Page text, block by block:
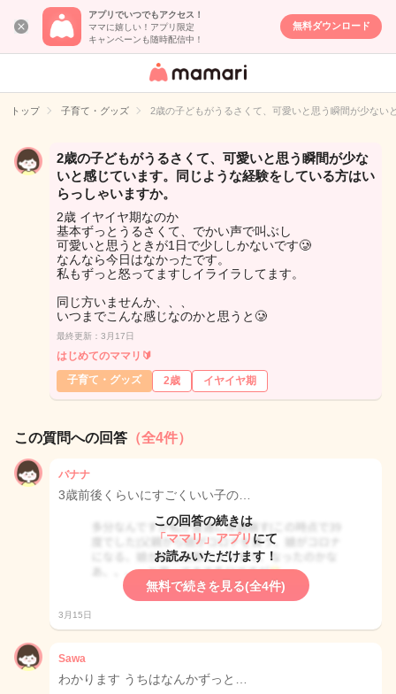
アプリでいつでもアクセス！
ママに嬉しい！アプリ限定
キャンペーンも随時配信中！
無料ダウンロード
女性専用匿名QA
イト
トップ 子育て・グッズ 2歳の子どもがうるさくて、可愛いと思う瞬間が少な
2歳の子どもがうるさくて、可愛いと思う瞬間が少な
いと感じています。同じような経験をしている方はい
らっしゃいますか。
2歳 イヤイヤ期なのか
基本ずっとうるさくて、でかい声で叫ぶし
可愛いと思うときが1日で少ししかないです🥲
なんなら今日はなかったです。
私もずっと怒ってますしイライラしてます。
同じ方いませんか、、、
いつまでこんな感じなのかと思うと🥲
最終更新：3月17日
はじめてのママリ🔰
子育て・グッズ
2歳 イヤイヤ期
この質問への回答 （全4件）
バナナ
3歳前後くらいにすごくいい子の…
この回答の続きは
「ママリ」アプリ にて
お読みいただけます！
無料で続きを見る(全4件)
3月15日
Sawa
わかります うちはなんかずっと…